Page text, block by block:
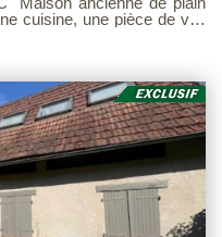
cuisine, une pièce de vie,